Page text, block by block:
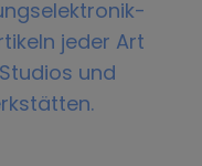
jeder Art
und